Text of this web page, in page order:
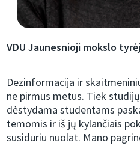
VDU Jaunesnioji mokslo
Dezinformacija ir
ne pirmus metus. Tiek
dėstydama studentams
temomis ir iš jų kylančiais
susiduriu nuolat. Mano